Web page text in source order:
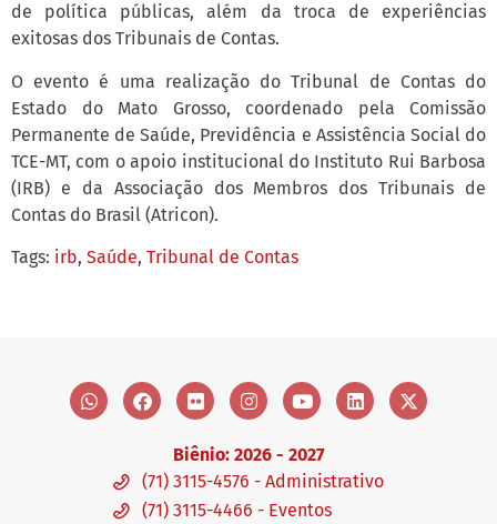
de política públicas, além da troca de experiências
exitosas dos Tribunais de Contas.
O evento é uma realização do Tribunal de Contas do
Estado do Mato Grosso, coordenado pela Comissão
Permanente de Saúde, Previdência e Assistência Social do
TCE-MT, com o apoio institucional do Instituto Rui Barbosa
(IRB) e da Associação dos Membros dos Tribunais de
Contas do Brasil (Atricon).
Tags: irb, Saúde, Tribunal de Contas
Biênio: 2026 - 2027
(71) 3115-4576 - Administrativo
(71) 3115-4466 - Eventos